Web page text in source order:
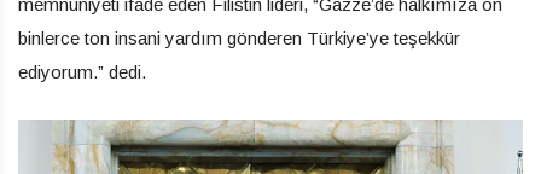
memnuniyeti ifade eden Filistin lideri, “Gazze’de halkımıza on
binlerce ton insani yardım gönderen Türkiye’ye teşekkür
ediyorum.” dedi.